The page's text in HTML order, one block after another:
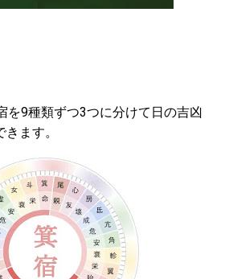
を9種類ずつ3つに分けて日の吉凶
ます。